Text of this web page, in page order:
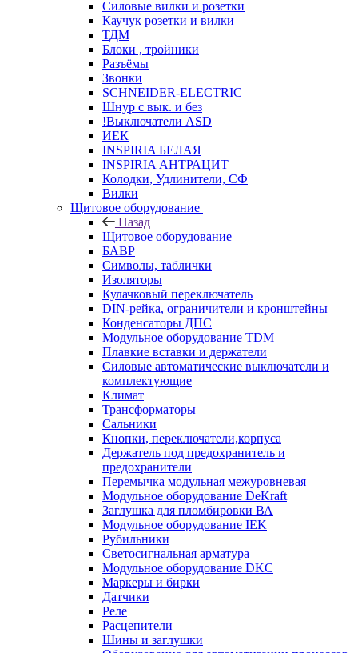
Силовые вилки и розетки
Каучук розетки и вилки
ТДМ
Блоки , тройники
Разъёмы
Звонки
SCHNEIDER-ELECTRIC
Шнур с вык. и без
!Выключатели ASD
ИЕК
INSPIRIA БЕЛАЯ
INSPIRIA АНТРАЦИТ
Колодки, Удлинители, СФ
Вилки
Щитовое оборудование
Назад
Щитовое оборудование
БАВР
Символы, таблички
Изоляторы
Кулачковый переключатель
DIN-рейка, ограничители и кронштейны
Конденсаторы ДПС
Модульное оборудование TDM
Плавкие вставки и держатели
Силовые автоматические выключатели и
комплектующие
Климат
Трансформаторы
Сальники
Кнопки, переключатели,корпуса
Держатель под предохранитель и
предохранители
Перемычка модульная межуровневая
Модульное оборудование DeKraft
Заглушка для пломбировки ВА
Модульное оборудование IEK
Рубильники
Светосигнальная арматура
Модульное оборудование DKC
Маркеры и бирки
Датчики
Реле
Расцепители
Шины и заглушки